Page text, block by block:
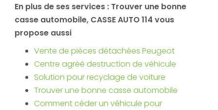
En plus de ses services : Trouver une bonne
casse automobile, CASSE AUTO 114 vous
propose aussi
Vente de pièces détachées Peugeot
Centre agréé destruction de véhicule
Solution pour recyclage de voiture
Trouver une bonne casse automobile
Comment céder un véhicule pour